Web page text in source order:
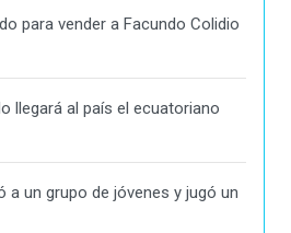
para vender a Facundo Colidio
llegará al país el ecuatoriano
a un grupo de jóvenes y jugó un